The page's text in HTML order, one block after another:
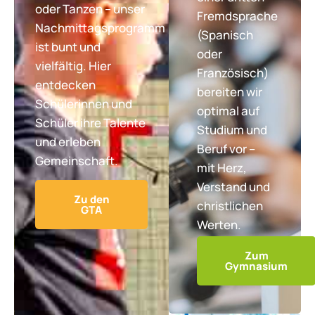
oder Tanzen – unser
Nachmittagsprogramm
ist bunt und
vielfältig. Hier
entdecken
Schülerinnen und
Schüler ihre Talente
und erleben
Gemeinschaft.
Zu den
GTA
Fremdsprache
(Spanisch
oder
Französisch)
bereiten wir
optimal auf
Studium und
Beruf vor –
mit Herz,
Verstand und
christlichen
Werten.
Zum
Gymnasium